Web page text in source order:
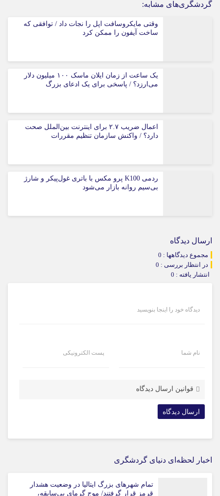
گردشگری‌های مشابه:
وقتی مایکروسافت اپل را نجات داد / توافقی که
ساخت آیفون را ممکن کرد
یک ساعت از زمان ایلان ماسک ۱۰۰ میلیون دلار
می‌ارزد؟ / پاسخی برای یک ادعای بزرگ
اعمال ضریب ۲.۷ برای اینترنت بین‌الملل صحت
دارد؟ / واکنش سازمان تنظیم مقررات
ردمی K100 پرو مکس با باتری غول‌پیکر و شارژ
بی‌سیم روانه بازار می‌شود
ارسال دیدگاه
مجموع دیدگاهها : 0
در انتظار بررسی : 0
انتشار یافته : 0
دیدگاه خود را اینجا بنویسید
نام شما پست الکترونیکی
قوانین ارسال دیدگاه
اخبار لحظه‌ای دنیای گردشگری
تمام شهرهای بزرگ ایتالیا در وضعیت هشدار
قرمز قرار گرفتند/ موج گرمای بی‌سابقه،